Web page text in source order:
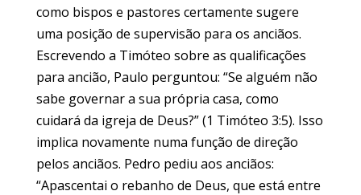
como bispos e pastores certamente sugere
uma posição de supervisão para os anciãos.
Escrevendo a Timóteo sobre as qualificações
para ancião, Paulo perguntou: “Se alguém não
sabe governar a sua própria casa, como
cuidará da igreja de Deus?” (1 Timóteo 3:5). Isso
implica novamente numa função de direção
pelos anciãos. Pedro pediu aos anciãos:
“Apascentai o rebanho de Deus, que está entre